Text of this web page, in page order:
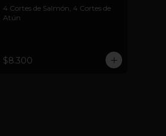
4 Cortes de Salmón, 4 Cortes de
Atún
$8.300